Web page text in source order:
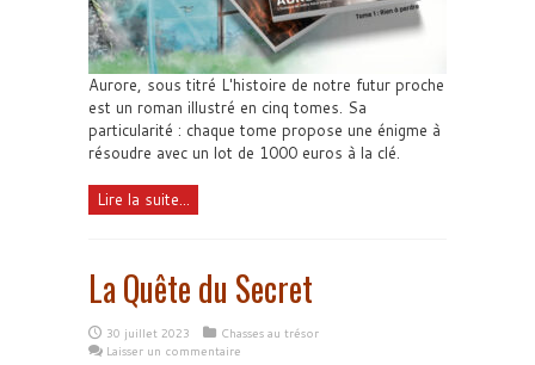
Aurore, sous titré L'histoire de notre futur proche
est un roman illustré en cinq tomes. Sa
particularité : chaque tome propose une énigme à
résoudre avec un lot de 1000 euros à la clé.
Lire la suite...
La Quête du Secret
30 juillet 2023
Chasses au trésor
Laisser un commentaire